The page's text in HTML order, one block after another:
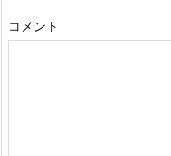
コメント